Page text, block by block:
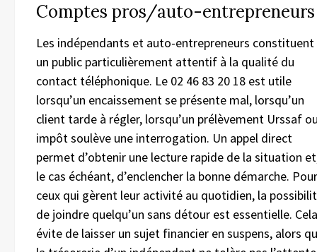
Comptes pros/auto-entrepreneurs
Les indépendants et auto-entrepreneurs constituent
un public particulièrement attentif à la qualité du
contact téléphonique. Le 02 46 83 20 18 est utile
lorsqu’un encaissement se présente mal, lorsqu’un
client tarde à régler, lorsqu’un prélèvement Urssaf
impôt soulève une interrogation. Un appel direct
permet d’obtenir une lecture rapide de la situation
le cas échéant, d’enclencher la bonne démarche. Pour
ceux qui gèrent leur activité au quotidien, la
de joindre quelqu’un sans détour est essentielle. Cela
évite de laisser un sujet financier en suspens, alors